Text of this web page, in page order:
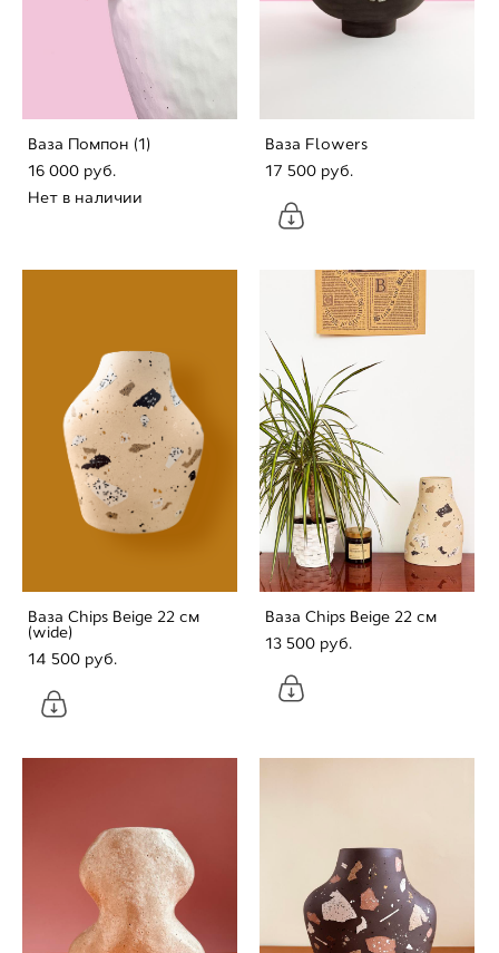
Ваза Помпон (1)
16 000 pуб.
Нет в наличии
Ваза Flowers
17 500 pуб.
Ваза Chips Beige 22 cм
(wide)
14 500 pуб.
Ваза Chips Beige 22 cм
13 500 pуб.